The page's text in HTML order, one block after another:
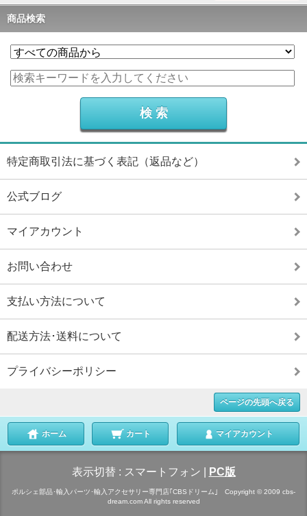
商品検索
特定商取引法に基づく表記（返品など）
公式ブログ
マイアカウント
お問い合わせ
支払い方法について
配送方法･送料について
プライバシーポリシー
ページの先頭へ戻る
ホーム カート マイアカウント
表示切替 : スマートフォン PC版
ポルシェ部品･輸入パーツ･輸入アクセサリー専門店｢CBSドリーム｣ Copyright © 2009 cbs-
dream.com All rights reserved